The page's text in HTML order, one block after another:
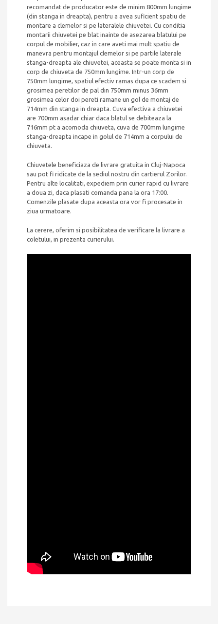
recomandat de producator este de minim 800mm lungime
(din stanga in dreapta), pentru a avea suficient spatiu de
montare a clemelor si pe lateralele chiuvetei. Cu conditia
montarii chiuvetei pe blat inainte de asezarea blatului pe
corpul de mobilier, caz in care aveti mai mult spatiu de
manevra pentru montajul clemelor si pe partile laterale
stanga-dreapta ale chiuvetei, aceasta se poate monta si in
corp de chiuveta de 750mm lungime. Intr-un corp de
750mm lungime, spatiul efectiv ramas dupa ce scadem si
grosimea peretilor de pal din 750mm minus 36mm
grosimea celor doi pereti ramane un gol de montaj de
714mm din stanga in dreapta. Cuva efectiva a chiuvetei
are 700mm asadar chiar daca blatul se debiteaza la
716mm pt a acomoda chiuveta, cuva de 700mm lungime
stanga-dreapta incape in golul de 714mm a corpului de
chiuveta.
Chiuvetele beneficiaza de livrare gratuita in Cluj-Napoca
sau pot fi ridicate de la sediul nostru din cartierul Zorilor.
Pentru alte localitati, expediem prin curier rapid cu livrare
a doua zi, daca plasati comanda pana la ora 17:00.
Comenzile plasate dupa aceasta ora vor fi procesate in
ziua urmatoare.
La cerere, oferim si posibilitatea de verificare la livrare a
coletului, in prezenta curierului.